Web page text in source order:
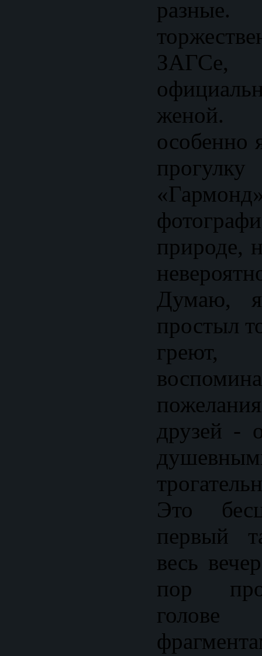
женой.
природе,
Думаю,
простыл
греют,
друзей -
Это
первый
весь
пор